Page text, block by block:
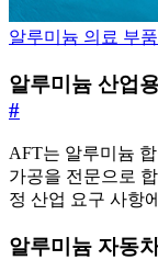
알루미늄 의료 부품
알루미늄 산업
#
AFT는 알루미늄
가공을 전문으로
정 산업 요구 사항
알루미늄 자동